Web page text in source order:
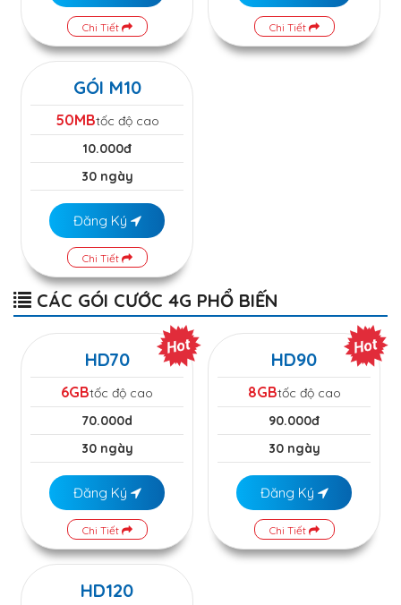
Chi Tiết Chi Tiết
GÓI M10
50MBtốc độ cao
10.000đ
30 ngày
Đăng Ký
Chi Tiết
CÁC GÓI CƯỚC 4G PHỔ BIẾN
HD70
6GBtốc độ cao
70.000d
30 ngày
Đăng Ký
Chi Tiết
HD90
8GBtốc độ cao
90.000đ
30 ngày
Đăng Ký
Chi Tiết
HD120